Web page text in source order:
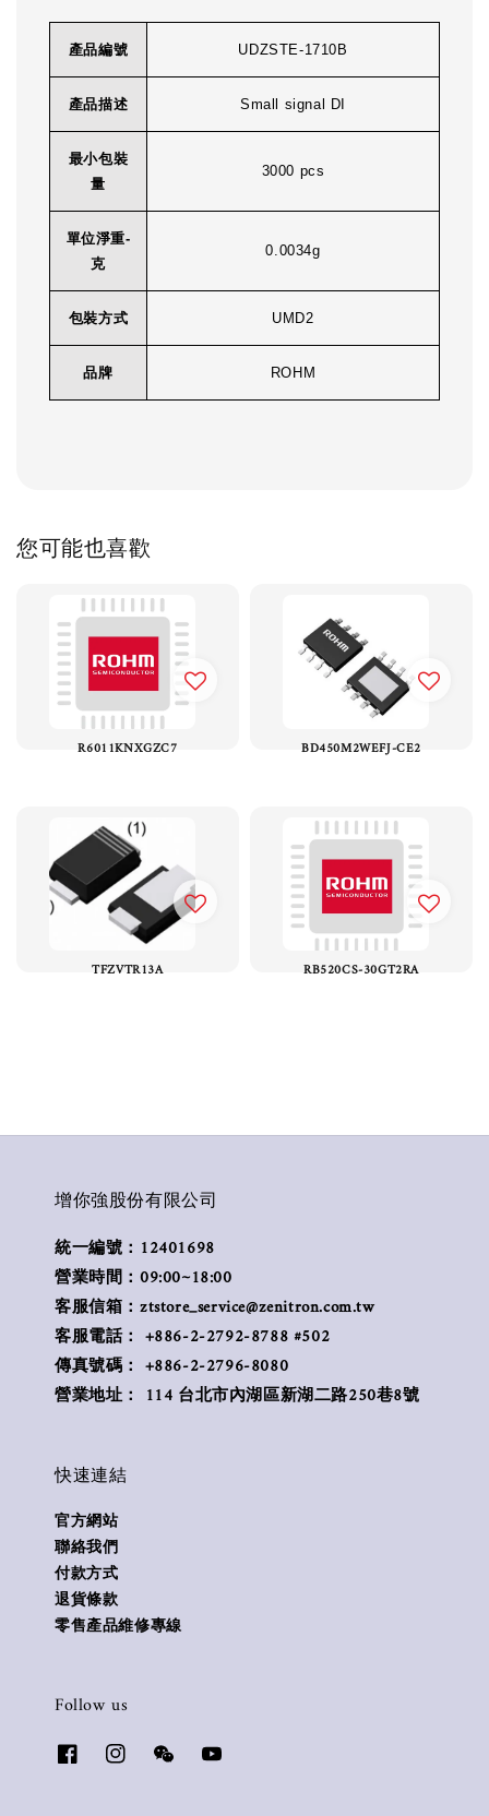
產品編號 UDZSTE-1710B
產品描述 Small signal DI
最小包裝
量
3000 pcs
單位淨重-
克
0.0034g
包裝方式 UMD2
品牌 ROHM
您可能也喜歡
R6011KNXGZC7 BD450M2WEFJ-CE2
TFZVTR13A RB520CS-30GT2RA
增你強股份有限公司
統一編號：12401698
營業時間：09:00~18:00
客服信箱：ztstore_service@zenitron.com.tw
客服電話： +886-2-2792-8788 #502
傳真號碼： +886-2-2796-8080
營業地址： 114 台北市內湖區新湖二路250巷8號
快速連結
官方網站
聯絡我們
付款方式
退貨條款
零售產品維修專線
Follow us